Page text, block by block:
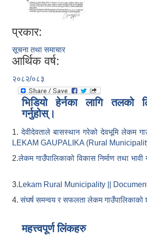
प्रकार:
सूचना तथा समाचार
आर्थिक वर्ष:
२०८२/०८३
भिडियो हेर्नका लागि तलको
गर्नुहोस्।
1.देवीदेवताले बासस्थान गरेको देवभूमि लेकम
LEKAM GAUPALIKA (Rural
2.लेकम गाउँपालिकाको विकास निर्माण तथा
3. Lekam Rural Municipality ||
4.संघर्ष समन्वय र सफलता लेकम गाउँपालिकाको
महत्त्वपूर्ण लिंकहरु